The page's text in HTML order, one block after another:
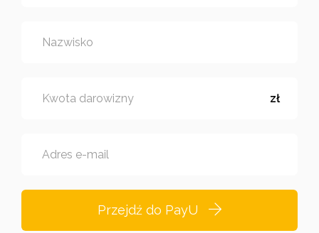
Nazwisko
Kwota darowizny zł
Adres e-mail
Przejdź do PayU